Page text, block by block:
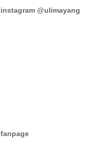
instagram @ulimayang
fanpage